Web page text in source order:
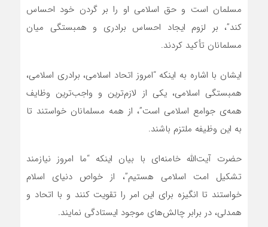
مسلمان است و حق اسلامی او را بر گردن خود احساس
کند”، بر لزوم ایجاد احساس برادری و همبستگی میان
مسلمانان تأکید کردند.
ایشان با اشاره به اینکه “امروز اتحاد اسلامی، برادری اسلامی،
همبستگی اسلامی، یکی از لازم‌ترین و واجب‌ترین وظایف
همه‌ی جوامع اسلامی است”، از همه مسلمانان خواستند تا
به این وظیفه ملتزم باشند.
حضرت آیت‌الله خامنه‌ای با بیان اینکه “ما امروز نیازمند
تشکیل امت اسلامی هستیم”، از خواص دنیای اسلام
خواستند تا انگیزه برای این امر را تقویت کنند و با اتحاد و
همدلی، در برابر چالش‌های موجود ایستادگی نمایند.